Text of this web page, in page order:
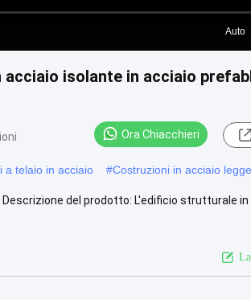
Auto
isolante in acciaio
Ora Chiacchieri
a telaio in acciaio #Costruzioni in acciaio
del prodotto: L'edificio strutturale in